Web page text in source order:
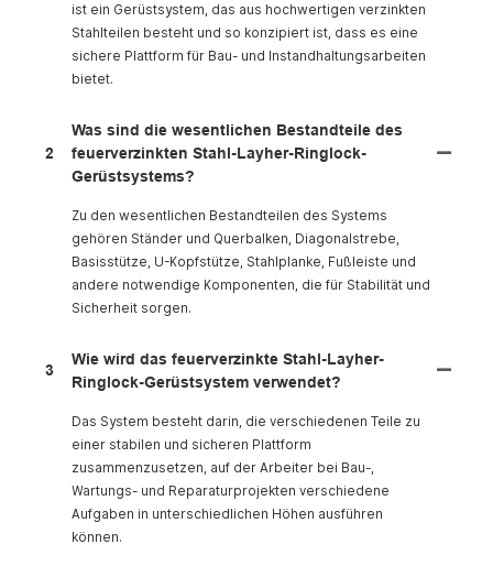
ist ein Gerüstsystem, das aus hochwertigen verzinkten
Stahlteilen besteht und so konzipiert ist, dass es eine
sichere Plattform für Bau- und Instandhaltungsarbeiten
bietet.
2
Was sind die wesentlichen Bestandteile des
feuerverzinkten Stahl-Layher-Ringlock-
Gerüstsystems?
Zu den wesentlichen Bestandteilen des Systems
gehören Ständer und Querbalken, Diagonalstrebe,
Basisstütze, U-Kopfstütze, Stahlplanke, Fußleiste und
andere notwendige Komponenten, die für Stabilität und
Sicherheit sorgen.
3
Wie wird das feuerverzinkte Stahl-Layher-
Ringlock-Gerüstsystem verwendet?
Das System besteht darin, die verschiedenen Teile zu
einer stabilen und sicheren Plattform
zusammenzusetzen, auf der Arbeiter bei Bau-,
Wartungs- und Reparaturprojekten verschiedene
Aufgaben in unterschiedlichen Höhen ausführen
können.